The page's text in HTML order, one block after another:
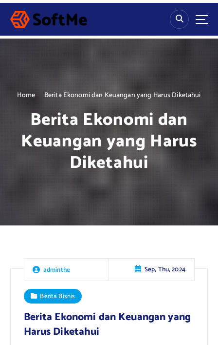
S
p
Home Berita Ekonomi dan Keuangan yang Harus Diketahui
Berita Ekonomi dan
Keuangan yang Harus
Diketahui
adminthe Sep, Thu, 2024
Berita Bisnis
Berita Ekonomi dan Keuangan yang
Harus Diketahui